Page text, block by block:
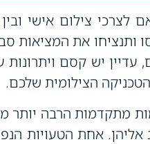
לצרכי צילום אישי
ותנציחו את המציאות
עדיין יש קסם
הצילומית שלכם.
מתקדמות הרבה יותר
אחת הטעויות